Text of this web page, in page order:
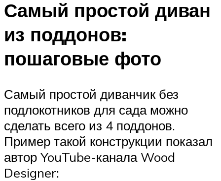
Самый простой диван
из поддонов:
пошаговые фото
Самый простой диванчик без
подлокотников для сада можно
сделать всего из 4 поддонов.
Пример такой конструкции показал
автор YouTube-канала Wood
Designer: